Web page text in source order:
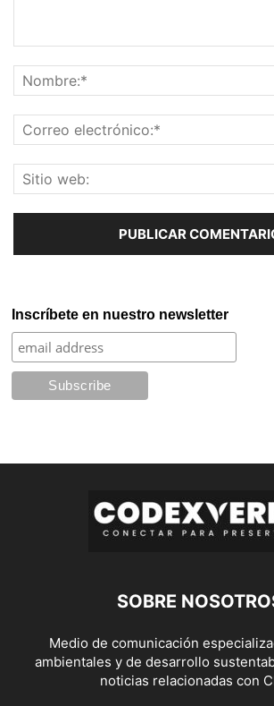
Inscríbete en nuestro newsletter
SOBRE
Medio de comunicación
ambientales y de desarrollo
noticias relacionadas con